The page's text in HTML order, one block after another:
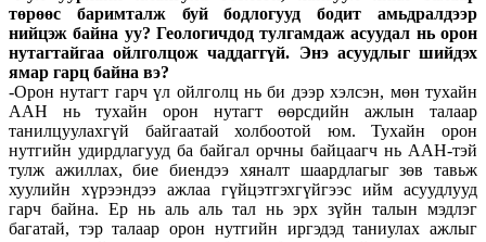
төрөөс баримталж буй бодлогууд бодит амьдралдээр
нийцэж байна уу? Геологичдод тулгамдаж асуудал нь орон
нутагтайгаа ойлгол­цож чаддаггүй. Энэ асуудлыг шийдэх
ямар гарц байна вэ?
-Орон нутагт гарч үл ойлголц нь би дээр хэлсэн, мөн тухайн
ААН нь тухайн орон нутагт өөрсдийн ажлын талаар
танилцуулахгүй байгаатай холбоотой юм. Тухайн орон
нутгийн удирдлагууд ба байгал орчны байцаагч нь ААН-тэй
тулж ажиллах, бие биендээ хяналт шаардлагыг зөв тавьж
хуулийн хүрээндээ ажлаа гүйцэтгэхгүйгээс ийм асуудлууд
гарч байна. Ер нь аль аль тал нь эрх зүйн талын мэдлэг
багатай, тэр талаар орон нутгийн иргэдэд таниулах ажлыг